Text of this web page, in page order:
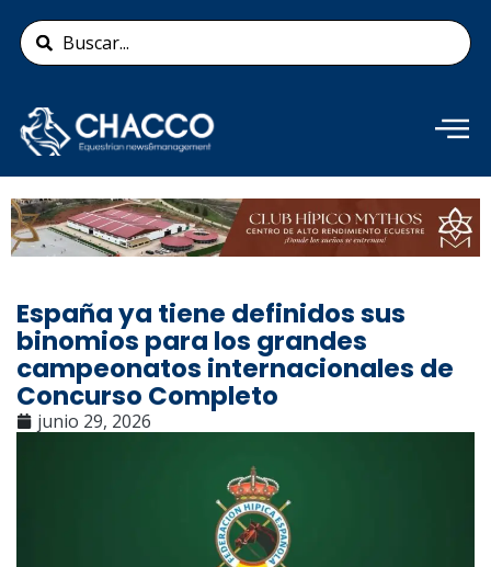
contenido
Search
...
Añade aquí tu texto de
cabecera
España ya tiene definidos sus
binomios para los grandes
campeonatos internacionales de
Concurso Completo
junio 29, 2026